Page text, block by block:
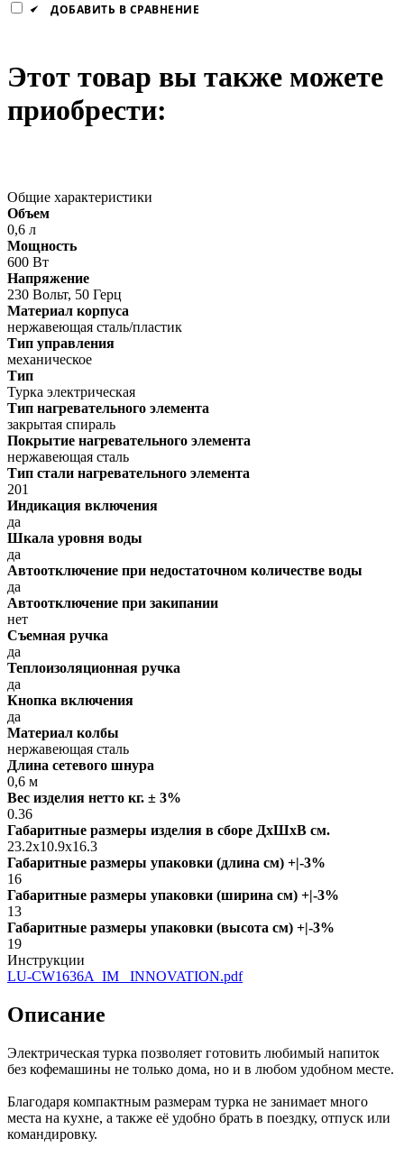
ДОБАВИТЬ В СРАВНЕНИЕ
Этот товар вы также можете
приобрести:
Общие характеристики
Объем
0,6 л
Мощность
600 Вт
Напряжение
230 Вольт, 50 Герц
Материал корпуса
нержавеющая сталь/пластик
Тип управления
механическое
Тип
Турка электрическая
Тип нагревательного элемента
закрытая спираль
Покрытие нагревательного элемента
нержавеющая сталь
Тип стали нагревательного элемента
201
Индикация включения
да
Шкала уровня воды
да
Автоотключение при недостаточном количестве воды
да
Автоотключение при закипании
нет
Съемная ручка
да
Теплоизоляционная ручка
да
Кнопка включения
да
Материал колбы
нержавеющая сталь
Длина сетевого шнура
0,6 м
Вес изделия нетто кг. ± 3%
0.36
Габаритные размеры изделия в сборе ДxШxВ см.
23.2x10.9x16.3
Габаритные размеры упаковки (длина см) +|-3%
16
Габаритные размеры упаковки (ширина см) +|-3%
13
Габаритные размеры упаковки (высота см) +|-3%
19
Инструкции
LU-CW1636A_IM_ INNOVATION.pdf
Описание
Электрическая турка позволяет готовить любимый напиток
без кофемашины не только дома, но и в любом удобном месте.
Благодаря компактным размерам турка не занимает много
места на кухне, а также её удобно брать в поездку, отпуск или
командировку.